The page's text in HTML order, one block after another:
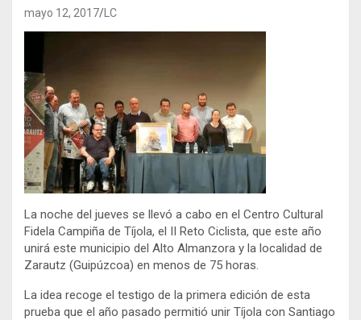
mayo 12, 2017 LC
La noche del jueves se llevó a cabo en el Centro Cultural
Fidela Campiña de Tíjola, el II Reto Ciclista, que este año
unirá este municipio del Alto Almanzora y la localidad de
Zarautz (Guipúzcoa) en menos de 75 horas.
La idea recoge el testigo de la primera edición de esta
prueba que el año pasado permitió unir Tíjola con Santiago